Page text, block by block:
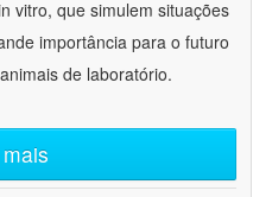
vitro, que simulem situações
importância para o futuro
de laboratório.